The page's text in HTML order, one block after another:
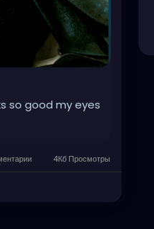
so good my eyes
4Кб Просмотры